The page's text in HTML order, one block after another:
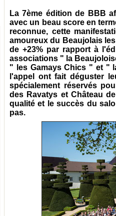
La 7ème édition de BBB
avec un beau score en
reconnue, cette
amoureux du Beaujolais
de +23% par rapport à
associations " la
" les Gamays Chics " et "
l'appel ont fait déguster
spécialement réservés
des Ravatys et Château
qualité et le succès du
pas.